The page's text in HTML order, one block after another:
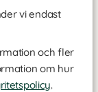
vi endast
och fler
om hur
.